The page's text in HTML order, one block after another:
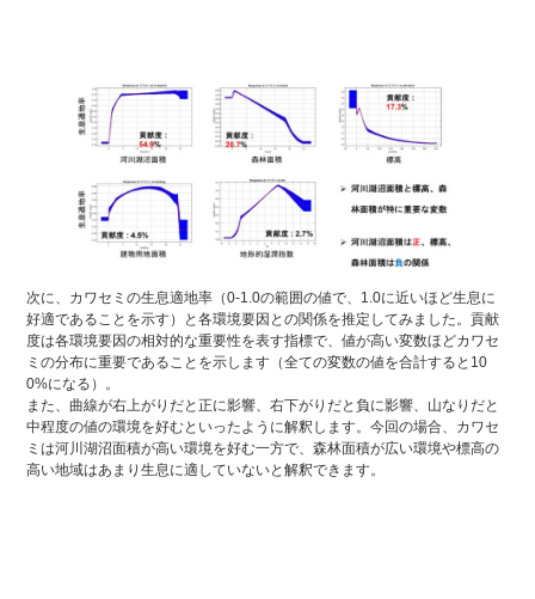
次に、カワセミの生息適地率（0-1.0の範囲の値で、1.0に近いほど生息に
好適であることを示す）と各環境要因との関係を推定してみました。貢献
度は各環境要因の相対的な重要性を表す指標で、値が高い変数ほどカワセ
ミの分布に重要であることを示します（全ての変数の値を合計すると10
0%になる）。
また、曲線が右上がりだと正に影響、右下がりだと負に影響、山なりだと
中程度の値の環境を好むといったように解釈します。今回の場合、カワセ
ミは河川湖沼面積が高い環境を好む一方で、森林面積が広い環境や標高の
高い地域はあまり生息に適していないと解釈できます。